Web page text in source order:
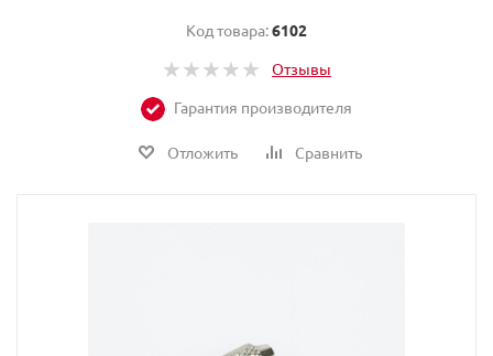
Код товара:6102
Отзывы
Гарантия производителя
Отложить Сравнить